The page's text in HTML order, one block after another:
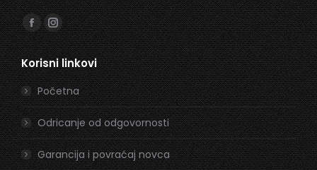
Find us on:
Facebook
page
opens
in
new
window
Instagram
page
opens
in
new
window
Korisni linkovi
Početna
Odricanje od odgovornosti
Garancija i povraćaj novca